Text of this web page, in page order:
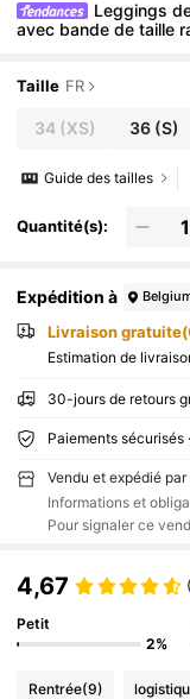
Leggings
avec bande de taille
Taille FR
34(XS) 36 (S)
Guide des tailles
Quantité(s):
Expédition à
Livraison
Estimation de
30-jours de retours
Paiements sécurisés
Vendu et expédié
Informations et
Pour signaler ce
4,67
Petit
2%
Rentrée(9)